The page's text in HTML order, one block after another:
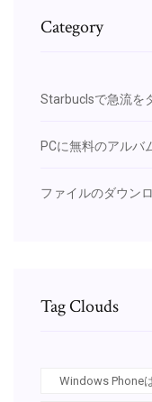
Category
Starbuclsで急流を
PCに無料のアルバ
ファイルのダウン
Tag Clouds
Windows Phone